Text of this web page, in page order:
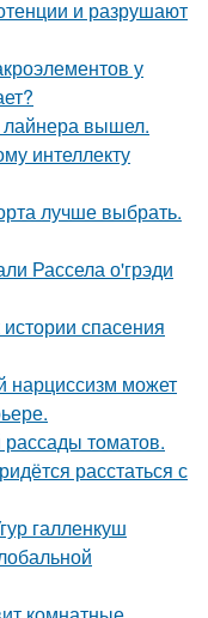
и разрушают
у
вышел.
интеллекту
лучше выбрать.
Рассела о'грэди
спасения
нарциссизм может
тoматов.
расстаться с
галленкуш